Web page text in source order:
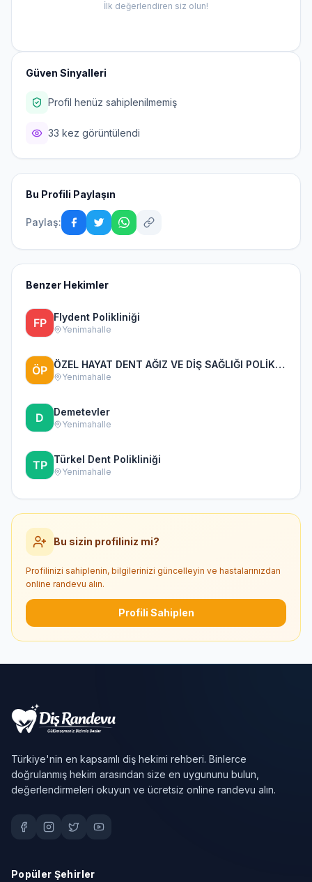
İlk değerlendiren siz olun!
Güven Sinyalleri
Profil henüz sahiplenilmemiş
33 kez görüntülendi
Bu Profili Paylaşın
Paylaş:
Benzer Hekimler
Flydent Polikliniği
Yenimahalle
ÖZEL HAYAT DENT AĞIZ VE DİŞ SAĞLIĞI POLİKLİNİĞİ
Yenimahalle
Demetevler
Yenimahalle
Türkel Dent Polikliniği
Yenimahalle
Bu sizin profiliniz mi?
Profilinizi sahiplenin, bilgilerinizi güncelleyin ve hastalarınızdan
online randevu alın.
Profili Sahiplen
Türkiye'nin en kapsamlı diş hekimi rehberi. Binlerce
doğrulanmış hekim arasından size en uygununu bulun,
değerlendirmeleri okuyun ve ücretsiz online randevu alın.
Popüler Şehirler